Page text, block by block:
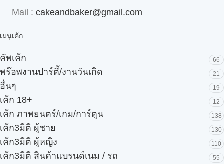
Mail : cakeandbaker@gmail.com
เมนูเค้ก
คัพเค้ก 66
พร๊อพงานปาร์ตี้/งานวันเกิด 21
อื่นๆ 19
เค้ก 18+ 12
เค้ก ภาพยนตร์/เกม/การ์ตูน 138
เค้ก3มิติ ผู้ชาย 130
เค้ก3มิติ ผู้หญิง 110
เค้ก3มิติ สินค้าแบรนด์เนม / รถ 55